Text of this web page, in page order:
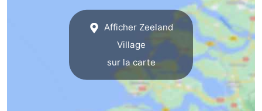
Afficher Zeeland
Village
sur la carte